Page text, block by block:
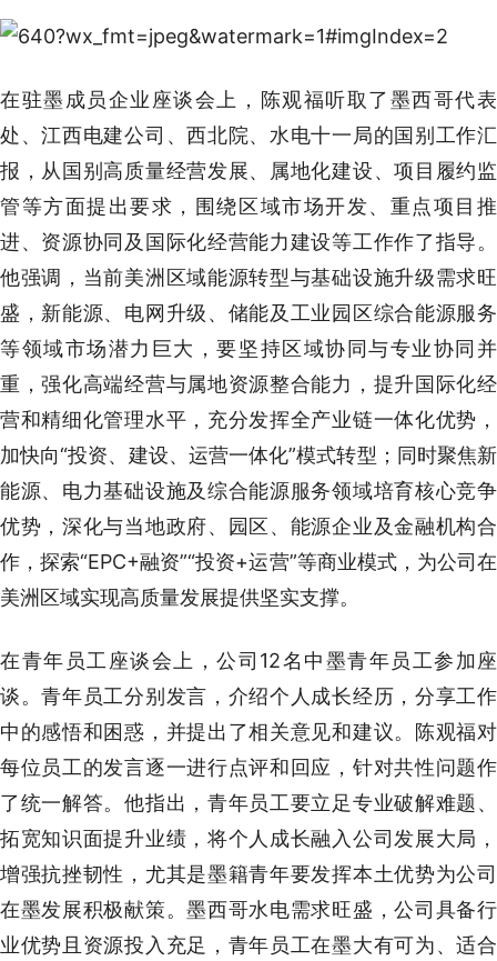
在驻墨成员企业座谈会上，陈观福听取了墨西哥代表
处、江西电建公司、西北院、水电十一局的国别工作汇
报，从国别高质量经营发展、属地化建设、项目履约监
管等方面提出要求，围绕区域市场开发、重点项目推
进、资源协同及国际化经营能力建设等工作作了指导。
他强调，当前美洲区域能源转型与基础设施升级需求旺
盛，新能源、电网升级、储能及工业园区综合能源服务
等领域市场潜力巨大，要坚持区域协同与专业协同并
重，强化高端经营与属地资源整合能力，提升国际化经
营和精细化管理水平，充分发挥全产业链一体化优势，
加快向“投资、建设、运营一体化”模式转型；同时聚焦新
能源、电力基础设施及综合能源服务领域培育核心竞争
优势，深化与当地政府、园区、能源企业及金融机构合
作，探索“EPC+融资”“投资+运营”等商业模式，为公司在
美洲区域实现高质量发展提供坚实支撑。
在青年员工座谈会上，公司12名中墨青年员工参加座
谈。青年员工分别发言，介绍个人成长经历，分享工作
中的感悟和困惑，并提出了相关意见和建议。陈观福对
每位员工的发言逐一进行点评和回应，针对共性问题作
了统一解答。他指出，青年员工要立足专业破解难题、
拓宽知识面提升业绩，将个人成长融入公司发展大局，
增强抗挫韧性，尤其是墨籍青年要发挥本土优势为公司
在墨发展积极献策。墨西哥水电需求旺盛，公司具备行
业优势且资源投入充足，青年员工在墨大有可为、适合